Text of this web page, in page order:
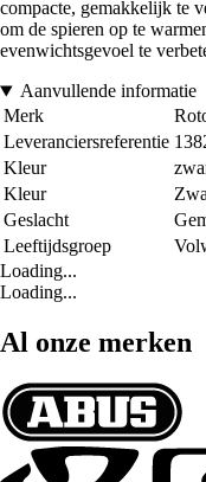
compacte, gemakkelijk te
om de spieren op te
evenwichtsgevoel te
Aanvullende informatie
Merk
Leveranciersreferentie
Kleur
Kleur
Geslacht
Leeftijdsgroep
Loading...
Loading...
Al onze merken